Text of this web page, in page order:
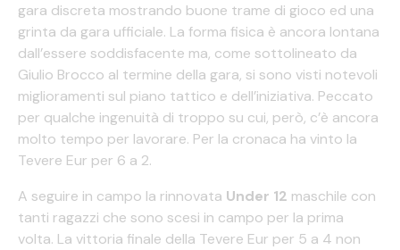
gara discreta mostrando buone trame di gioco ed una
grinta da gara ufficiale. La forma fisica è ancora lontana
dall’essere soddisfacente ma, come sottolineato da
Giulio Brocco al termine della gara, si sono visti notevoli
miglioramenti sul piano tattico e dell’iniziativa. Peccato
per qualche ingenuità di troppo su cui, però, c’è ancora
molto tempo per lavorare. Per la cronaca ha vinto la
Tevere Eur per 6 a 2.
A seguire in campo la rinnovata Under 12 maschile con
tanti ragazzi che sono scesi in campo per la prima
volta. La vittoria finale della Tevere Eur per 5 a 4 non